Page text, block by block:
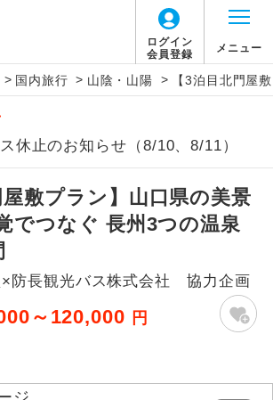
ログイン
会員登録
メニュー
> 国内旅行 > 山陰・山陽 > 【3泊目北門屋
休止のお知らせ（8/10、8/11）
屋敷プラン】山口県の美景
でつなぐ 長州3つの温泉
×防長観光バス株式会社 協力企画
～120,000 円
説明
往路出発空港（駅）から復路到着空港
（駅）まで同行します。
現地到着空港（駅）から最終日出発空港
（駅）まで添乗員が同行します。
があります。
初登場のコースです。
然遺産を訪ねるコースです。